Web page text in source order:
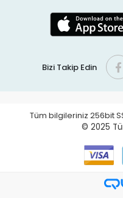
Bizi Takip Edin
Tüm bilgileriniz 256bit
© 2025